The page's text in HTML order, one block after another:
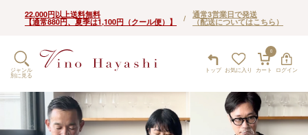
22,000円以上送料無料
【通常880円、夏季は1,100円（クール便）】 / 通常3営業日で発送
（配送についてはこちら）
トップ お気に入り
0
カート ログイン
ジャンル
別に見る